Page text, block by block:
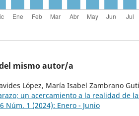
mismo autor/a
López, María Isabel Zambrano
un acercamiento a la realidad de
Núm. 1 (2024): Enero - Junio